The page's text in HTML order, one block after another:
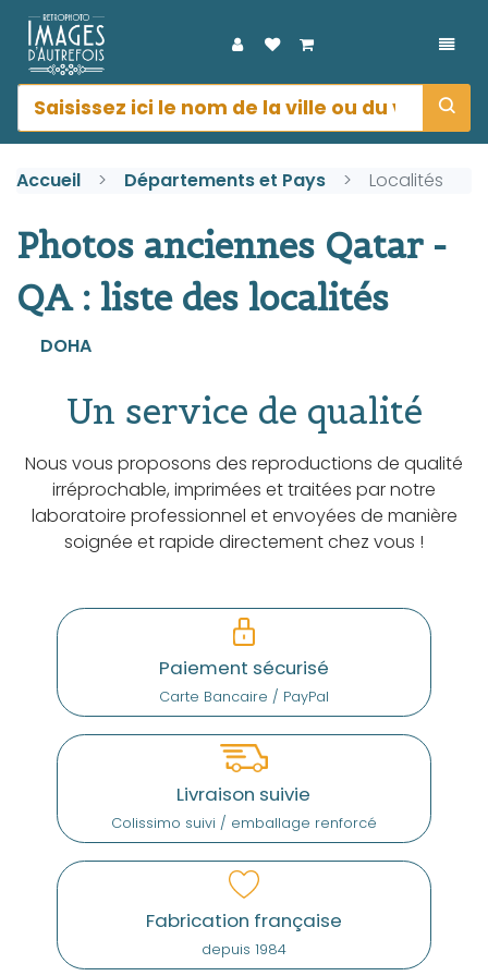
Accueil Départements et Pays Localités
Photos anciennes Qatar -
QA : liste des localités
DOHA
Un service de qualité
Nous vous proposons des reproductions de qualité
irréprochable, imprimées et traitées par notre
laboratoire professionnel et envoyées de manière
soignée et rapide directement chez vous !
Paiement sécurisé
Carte Bancaire / PayPal
Livraison suivie
Colissimo suivi / emballage renforcé
Fabrication française
depuis 1984